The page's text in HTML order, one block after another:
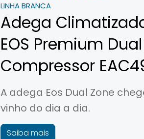
LINHA BRANCA
Adega
EOS Premium
Compressor
A adega Eos Dual Zone
vinho do dia a dia.
Saiba mais